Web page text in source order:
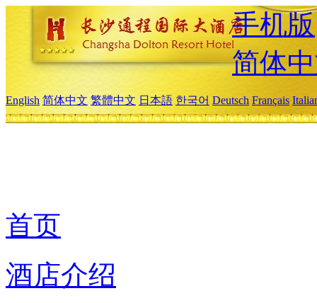
手机版
简体
English 简体中文 繁體中文 日本語 한국어 Deutsch Français
首页
酒店介绍